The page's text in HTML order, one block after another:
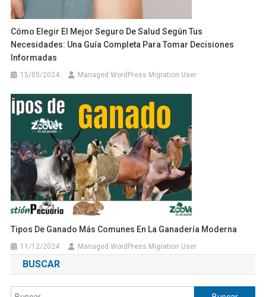
Cómo Elegir El Mejor Seguro De Salud Según Tus
Necesidades: Una Guía Completa Para Tomar Decisiones
Informadas
15/05/2024 Managed WordPress Migration User
Tipos De Ganado Más Comunes En La Ganadería Moderna
11/12/2024 Managed WordPress Migration User
BUSCAR
Buscar: